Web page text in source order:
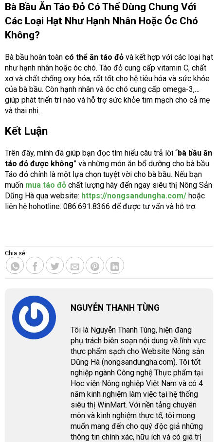
Bà Bầu Ăn Táo Đỏ Có Thể Dùng Chung Với
Các Loại Hạt Như Hạnh Nhân Hoặc Óc Chó
Không?
Bà bầu hoàn toàn có thể ăn táo đỏ và kết hợp với các loại hạt
như hạnh nhân hoặc óc chó. Táo đỏ cung cấp vitamin C, chất
xơ và chất chống oxy hóa, rất tốt cho hệ tiêu hóa và sức khỏe
của bà bầu. Còn hạnh nhân và óc chó cung cấp omega-3,…
giúp phát triển trí não và hỗ trợ sức khỏe tim mạch cho cả mẹ
và thai nhi.
Kết Luận
Trên đây, mình đã giúp bạn đọc tìm hiểu câu trả lời “bà bầu ăn
táo đỏ được không” và những món ăn bổ dưỡng cho bà bầu.
Táo đỏ chính là một lựa chọn tuyệt vời cho bà bầu. Nếu bạn
muốn mua táo đỏ chất lượng hãy đến ngay siêu thị Nông Sản
Dũng Hà qua website: https://nongsandungha.com/ hoặc
liên hệ hohotline: 086.691.8366 để được tư vấn và hỗ trợ.
Chia sẻ
NGUYỄN THANH TÙNG
Tôi là Nguyễn Thanh Tùng, hiện đang
phụ trách biên soạn nội dung về lĩnh vực
thực phẩm sạch cho Website Nông sản
Dũng Hà (nongsandungha.com). Tôi tốt
nghiệp ngành Công nghệ Thực phẩm tại
Học viện Nông nghiệp Việt Nam và có 4
năm kinh nghiệm làm việc tại hệ thống
siêu thị WinMart. Với nền tảng chuyên
môn và kinh nghiệm thực tế, tôi mong
muốn mang đến cho quý độc giả những
thông tin chính xác, hữu ích và có giá trị